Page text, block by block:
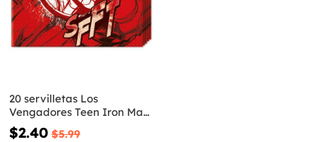
20 servilletas Los
Vengadores Teen Iron Man
(33x33cm) - Avengers Team
$2.40 $5.99